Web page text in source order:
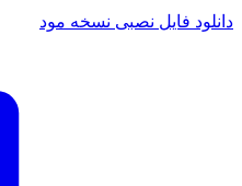
دانلود فایل نصبی نسخه مود